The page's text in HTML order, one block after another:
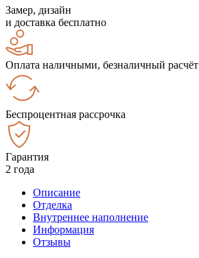
Замер, дизайн
и доставка бесплатно
Оплата наличными, безналичный расчёт
Беспроцентная рассрочка
Гарантия
2 года
Описание
Отделка
Внутреннее наполнение
Информация
Отзывы